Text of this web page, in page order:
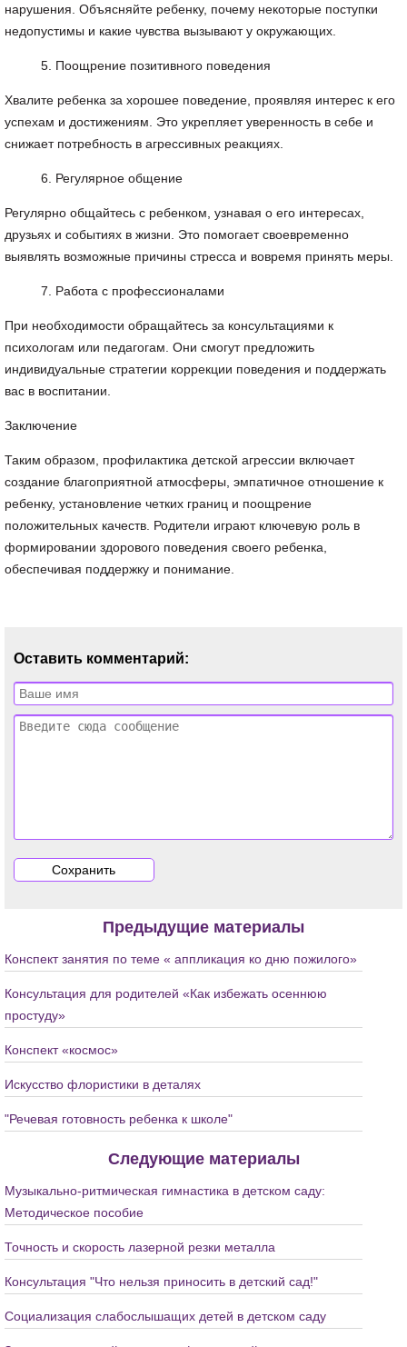
нарушения. Объясняйте ребенку, почему некоторые поступки
недопустимы и какие чувства вызывают у окружающих.
Поощрение позитивного поведения
Хвалите ребенка за хорошее поведение, проявляя интерес к его
успехам и достижениям. Это укрепляет уверенность в себе и
снижает потребность в агрессивных реакциях.
Регулярное общение
Регулярно общайтесь с ребенком, узнавая о его интересах,
друзьях и событиях в жизни. Это помогает своевременно
выявлять возможные причины стресса и вовремя принять меры.
Работа с профессионалами
При необходимости обращайтесь за консультациями к
психологам или педагогам. Они смогут предложить
индивидуальные стратегии коррекции поведения и поддержать
вас в воспитании.
Заключение
Таким образом, профилактика детской агрессии включает
создание благоприятной атмосферы, эмпатичное отношение к
ребенку, установление четких границ и поощрение
положительных качеств. Родители играют ключевую роль в
формировании здорового поведения своего ребенка,
обеспечивая поддержку и понимание.
Оставить комментарий:
Предыдущие материалы
Конспект занятия по теме « аппликация ко дню пожилого»
Консультация для родителей «Как избежать осеннюю
простуду»
Конспект «космос»
Искусство флористики в деталях
"Речевая готовность ребенка к школе"
Следующие материалы
Музыкально-ритмическая гимнастика в детском саду:
Методическое пособие
Точность и скорость лазерной резки металла
Консультация "Что нельзя приносить в детский сад!"
Социализация слабослышащих детей в детском саду